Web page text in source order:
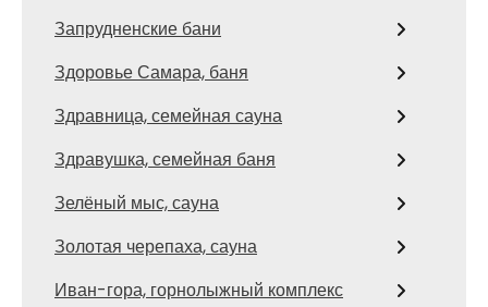
Запрудненские бани
Здоровье Самара, баня
Здравница, семейная сауна
Здравушка, семейная баня
Зелёный мыс, сауна
Золотая черепаха, сауна
Иван-гора, горнолыжный комплекс